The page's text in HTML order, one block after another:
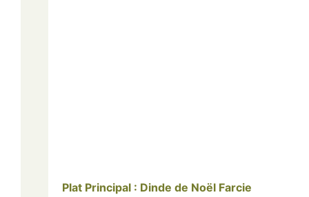
Plat Principal : Dinde de Noël Farcie